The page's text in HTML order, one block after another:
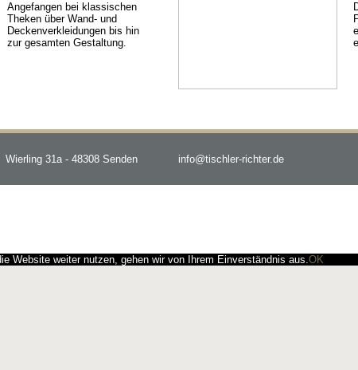
Angefangen bei klassischen
Theken über Wand- und
Deckenverkleidungen bis hin
zur gesamten Gestaltung.
Wierling 31a - 48308 Senden info@tischler-richter.de
Website weiter nutzen, gehen wir von Ihrem Einverständnis aus.OK